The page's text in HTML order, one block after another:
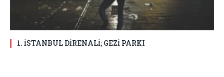
1. İSTANBUL DİRENALİ; GEZİ PARKI